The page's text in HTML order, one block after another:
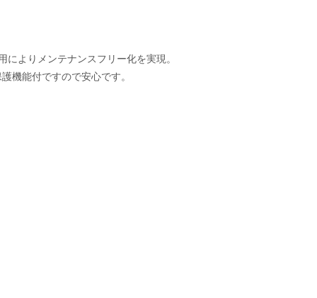
よりメンテナンスフリー化を実現。
機能付ですので安心です。